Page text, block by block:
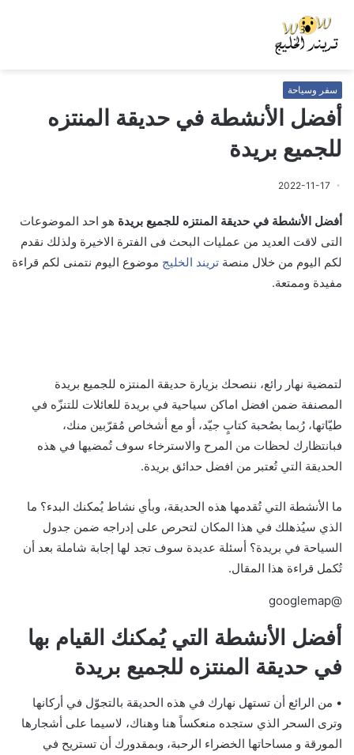
سفر وسياحة
أفضل الأنشطة في حديقة المنتزه
للجميع بريدة
2022-11-17
أفضل الأنشطة في حديقة المنتزه للجميع بريدة هو احد الموضوعات
التى لاقت العديد من عمليات البحث فى الفترة الاخيرة ولذلك نقدم
لكم اليوم من خلال منصة تريند الخليج موضوع اليوم نتمنى لكم قراءة
مفيدة وممتعة.
لتمضية نهار رائع، ننصحك بزيارة حديقة المنتزه للجميع بريدة
المصنفة ضمن افضل اماكن سياحية في بريدة للعائلات للتنزّه في
طيّاتها، رُبما بصُحبة كتابٍ جيّد، أو مع أشخاص مُقرّبين منك،
فبانتظارك لحظات من المرح والاسترخاء سوف تُمضيها في هذه
الحديقة التي تُعتبر من افضل حدائق بريدة.
ما الأنشطة التي تُقدمها هذه الحديقة، وبأي نشاط يُمكنك البدء؟ ما
الذي سيُذهلك في هذا المكان لتحرص على إدراجه ضمن جدول
السياحة في بريدة؟ أسئلة عديدة سوف تجد لها إجابة شاملة بعد أن
تُكمل قراءة هذا المقال.
@googlemap
أفضل الأنشطة التي يُمكنك القيام بها
في حديقة المنتزه للجميع بريدة
• من الرائع أن تستهل نهارك في هذه الحديقة بالتجوّل في أركانها
وترى السحر الذي ستجده منعكساً هنا وهناك، لاسيما على أشجارها
المورقة و مساحاتها الخضراء الرحبة، وبمقدورك أن تستريح في